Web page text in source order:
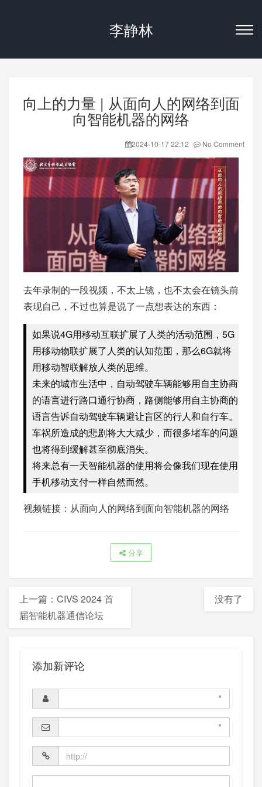
李静林
向上的力量 | 从面向人的网络到面
向智能机器的网络
2024-10-17 22:12 No Comment
去年录制的一段视频，不太上镜，也不太会在镜头前
表现自己，不过也算是说了一点想表达的东西：
如果说4G用移动互联扩展了人类的活动范围，5G
用移动物联扩展了人类的认知范围，那么6G就将
用移动智联解放人类的思维。
未来的城市生活中，自动驾驶车辆能够用自主协商
的语言进行路口通行协商，路侧能够用自主协商的
语言告诉自动驾驶车辆避让盲区的行人和自行车。
车祸所造成的悲剧将大大减少，而很多堵车的问题
也将得到缓解甚至彻底消失。
将来总有一天智能机器的使用将会像我们现在使用
手机移动支付一样自然而然。
视频链接： 从面向人的网络到面向智能机器的网络
分享
上一篇： CIVS 2024 首
届智能机器通信论坛
没有了
添加新评论
*
*